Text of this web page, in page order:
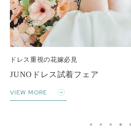
初見学でも安心
限定特典付き
はじめての式場見学フェア